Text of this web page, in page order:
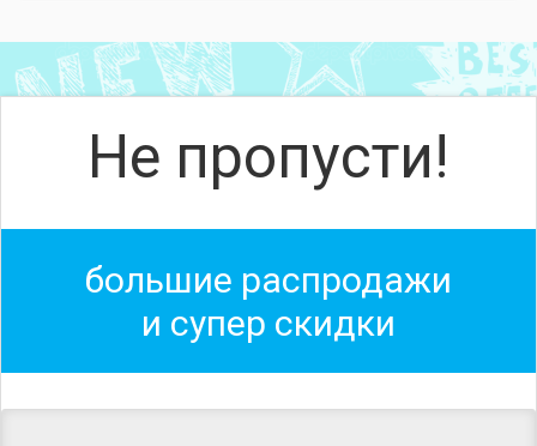
Не пропусти!
большие распродажи
и супер скидки